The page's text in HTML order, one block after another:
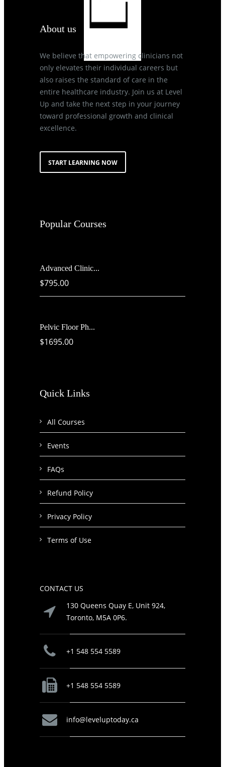
About us
We believe that empowering clinicians not
only elevates their individual careers but
also raises the standard of care in the
entire healthcare industry. Join us at Level
Up and take the next step in your journey
toward professional growth and clinical
excellence.
START LEARNING NOW
Popular Courses
Advanced Clinic...
$795.00
Pelvic Floor Ph...
$1695.00
Quick Links
All Courses
Events
FAQs
Refund Policy
Privacy Policy
Terms of Use
CONTACT US
130 Queens Quay E, Unit 924,
Toronto, M5A 0P6.
+1 548 554 5589
+1 548 554 5589
info@leveluptoday.ca